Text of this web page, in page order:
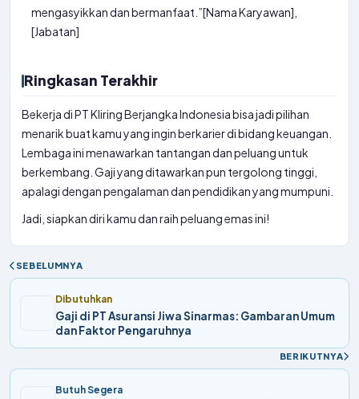
mengasyikkan dan bermanfaat.”[Nama Karyawan],
[Jabatan]
Ringkasan Terakhir
Bekerja di PT Kliring Berjangka Indonesia bisa jadi pilihan
menarik buat kamu yang ingin berkarier di bidang keuangan.
Lembaga ini menawarkan tantangan dan peluang untuk
berkembang. Gaji yang ditawarkan pun tergolong tinggi,
apalagi dengan pengalaman dan pendidikan yang mumpuni.
Jadi, siapkan diri kamu dan raih peluang emas ini!
SEBELUMNYA
Dibutuhkan
Gaji di PT Asuransi Jiwa Sinarmas: Gambaran Umum
dan Faktor Pengaruhnya
BERIKUTNYA
Butuh Segera